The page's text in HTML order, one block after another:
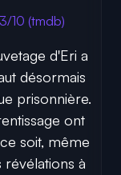
10 (tmdb)
d'Eri a
désormais
prisonnière.
ont
soit, même
à